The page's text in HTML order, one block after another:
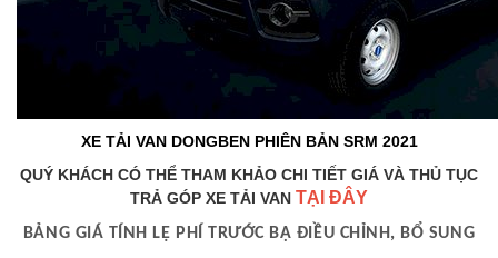
XE TẢI VAN DONGBEN PHIÊN BẢN SRM 2021
QUÝ KHÁCH CÓ THỂ THAM KHẢO CHI TIẾT GIÁ VÀ THỦ TỤC
TRẢ GÓP XE TẢI VAN TẠI ĐÂY
BẢNG GIÁ TÍNH LỆ PHÍ TRƯỚC BẠ ĐIỀU CHỈNH, BỔ SUNG